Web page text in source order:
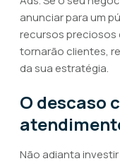
anunciar para um
recursos preciosos
tornarão clientes,
da sua estratégia.
O descaso
Não adianta